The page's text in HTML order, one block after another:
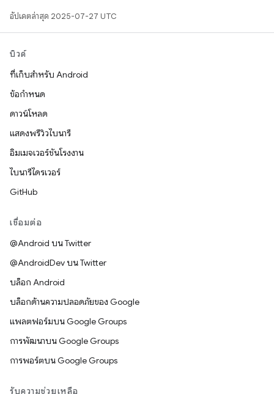
อัปเดตล่าสุด 2025-07-27 UTC
บิวด์
ที่เก็บสำหรับ Android
ข้อกำหนด
ดาวน์โหลด
แสดงพรีวิวไบนารี
อิมเมจเวอร์ชันโรงงาน
ไบนารีไดรเวอร์
GitHub
เชื่อมต่อ
@Android บน Twitter
@AndroidDev บน Twitter
บล็อก Android
บล็อกด้านความปลอดภัยของ Google
แพลตฟอร์มบน Google Groups
การพัฒนาบน Google Groups
การพอร์ตบน Google Groups
รับความช่วยเหลือ